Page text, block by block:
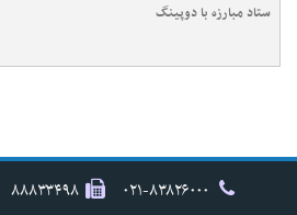
ستاد مبارزه با دوپینگ
۸۸۸۳۳۴۹۸